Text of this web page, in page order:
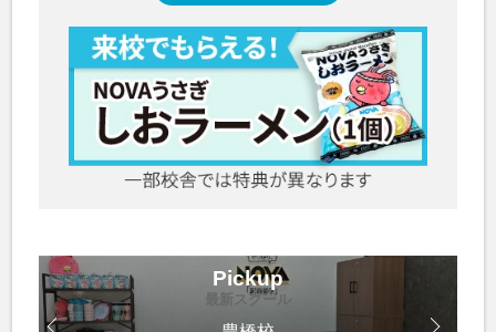
Pickup
最新スクール